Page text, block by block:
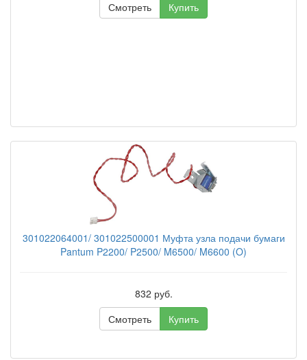
Смотреть Купить
301022064001/ 301022500001 Муфта узла подачи бумаги
Pantum P2200/ P2500/ M6500/ M6600 (O)
832 руб.
Смотреть
Купить